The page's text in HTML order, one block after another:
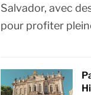
Salvador, avec
pour profiter